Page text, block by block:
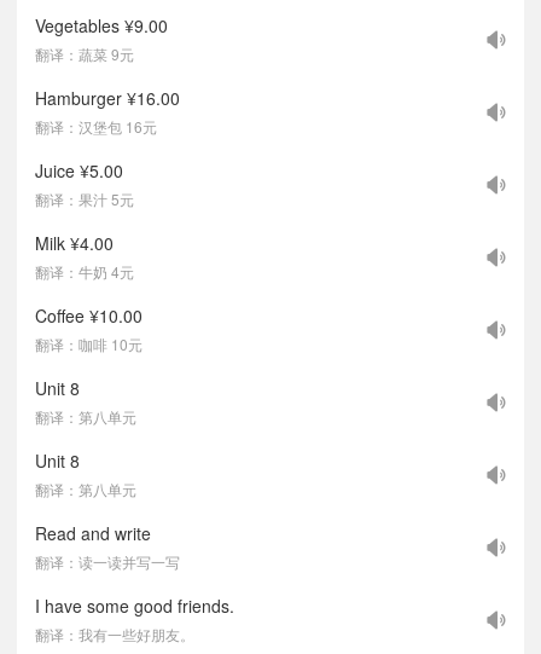
Vegetables ¥9.00
翻译：蔬菜 9元
Hamburger ¥16.00
翻译：汉堡包 16元
Juice ¥5.00
翻译：果汁 5元
Milk ¥4.00
翻译：牛奶 4元
Coffee ¥10.00
翻译：咖啡 10元
Unit 8
翻译：第八单元
Unit 8
翻译：第八单元
Read and write
翻译：读一读并写一写
I have some good friends.
翻译：我有一些好朋友。